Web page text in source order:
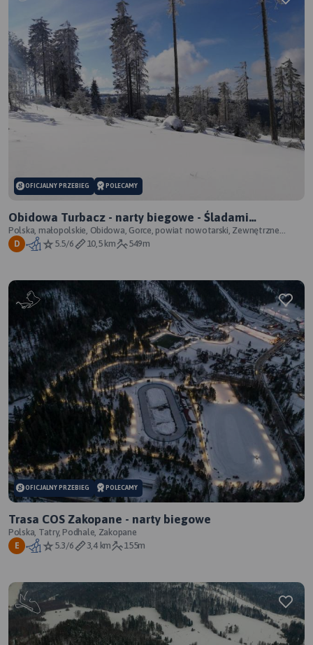
OFICJALNY PRZEBIEG POLECAMY
Obidowa Turbacz - narty biegowe - Śladami
Olimpijczyków
Polska, małopolskie, Obidowa, Gorce, powiat nowotarski, Zewnętrzne
Karpaty Zachodnie, Karpaty Zachod
D 5.5/6 10,5 km 549m
OFICJALNY PRZEBIEG POLECAMY
Trasa COS Zakopane - narty biegowe
Polska, Tatry, Podhale, Zakopane
E 5.3/6 3,4 km 155m